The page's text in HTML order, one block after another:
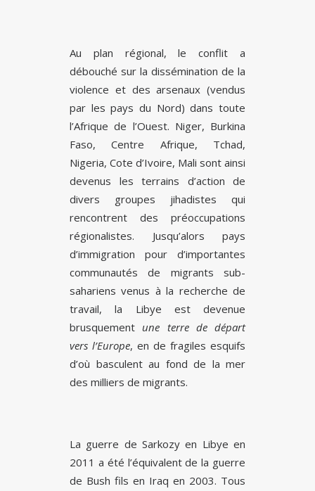
Au plan régional, le conflit a
débouché sur la dissémination de la
violence et des arsenaux (vendus
par les pays du Nord) dans toute
l’Afrique de l’Ouest. Niger, Burkina
Faso, Centre Afrique, Tchad,
Nigeria, Cote d’Ivoire, Mali sont ainsi
devenus les terrains d’action de
divers groupes jihadistes qui
rencontrent des préoccupations
régionalistes. Jusqu’alors pays
d’immigration pour d’importantes
communautés de migrants sub-
sahariens venus à la recherche de
travail, la Libye est devenue
brusquementune terre de départ
vers l’Europe, en de fragiles esquifs
d’où basculent au fond de la mer
des milliers de migrants.
La guerre de Sarkozy en Libye en
2011 a été l’équivalent de la guerre
de Bush fils en Iraq en 2003. Tous